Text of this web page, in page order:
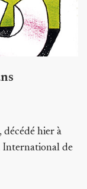
décédé hier à
International de